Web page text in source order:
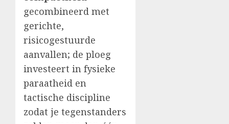
gecombineerd met
gerichte,
risicogestuurde
aanvallen; de ploeg
investeert in fysieke
paraatheid en
tactische discipline
zodat je tegenstanders